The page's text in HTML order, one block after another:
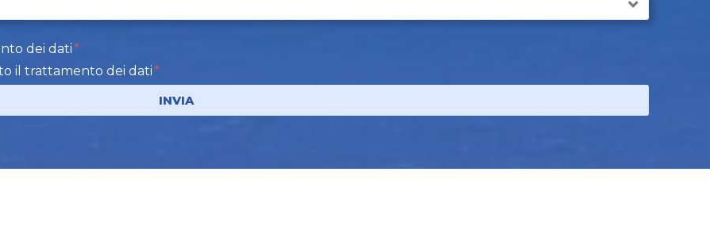
dei dati
il trattamento dei dati
INVIA